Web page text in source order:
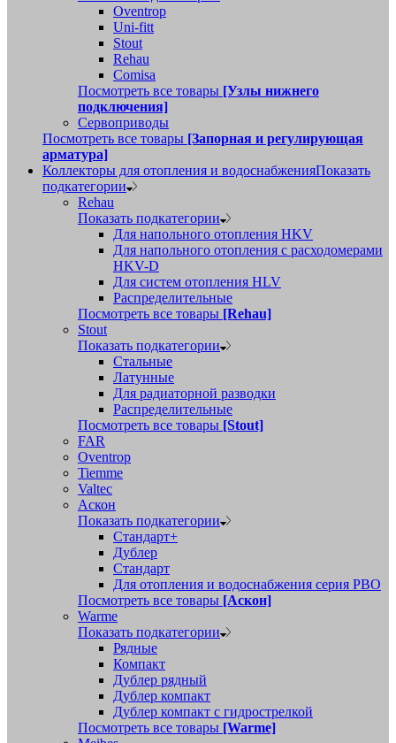
Oventrop
Uni-fitt
Stout
Rehau
Comisa
Посмотреть все товары [Узлы нижнего
подключения]
Сервоприводы
Посмотреть все товары [Запорная и регулирующая
арматура]
Коллекторы для отопления и водоснабженияПоказать
подкатегории
Rehau
Показать подкатегории
Для напольного отопления HKV
Для напольного отопления с расходомерами
HKV-D
Для систем отопления HLV
Распределительные
Посмотреть все товары [Rehau]
Stout
Показать подкатегории
Стальные
Латунные
Для радиаторной разводки
Распределительные
Посмотреть все товары [Stout]
FAR
Oventrop
Tiemme
Valtec
Аскон
Показать подкатегории
Стандарт+
Дублер
Стандарт
Для отопления и водоснабжения серия РВО
Посмотреть все товары [Аскон]
Warme
Показать подкатегории
Рядные
Компакт
Дублер рядный
Дублер компакт
Дублер компакт с гидрострелкой
Посмотреть все товары [Warme]